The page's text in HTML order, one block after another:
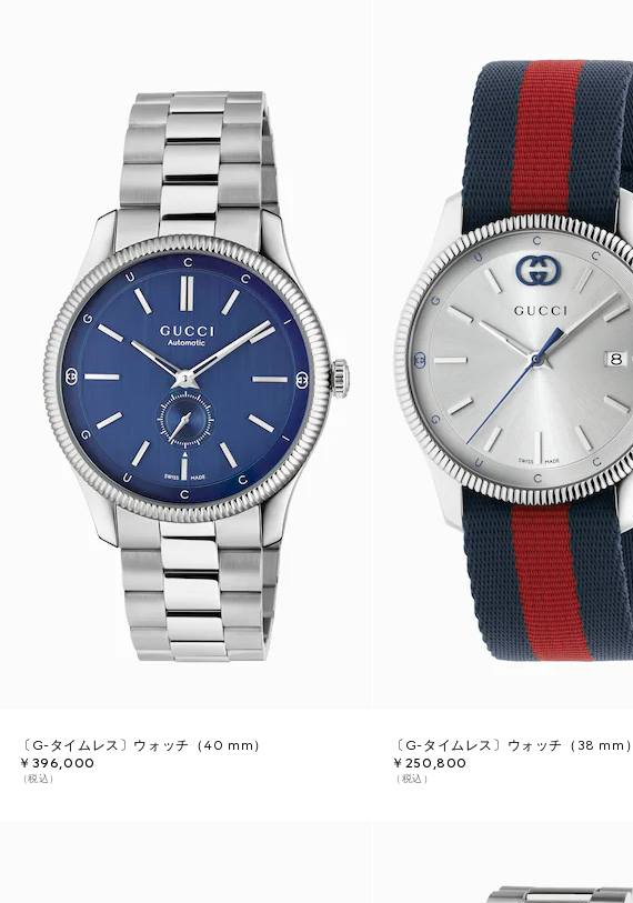
〔G-タイムレス〕ウォッチ（40 mm）
￥396,000
（税込）
〔G-タイムレス〕ウォッチ（38 mm）
￥250,800
（税込）